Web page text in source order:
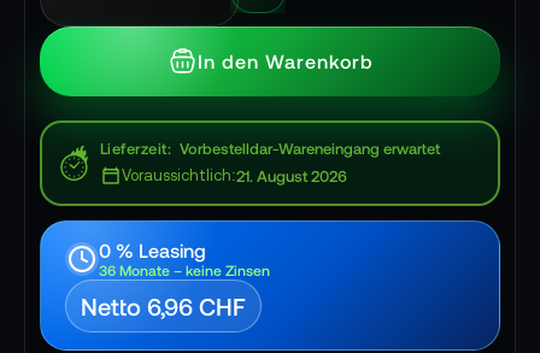
In den Warenkorb
Lieferzeit Vorbestelldar-Wareneingang erwartet
Voraussichtlich:21. August 2026
0 % Leasing
36 Monate – keine Zinsen
Netto 6,96 CHF